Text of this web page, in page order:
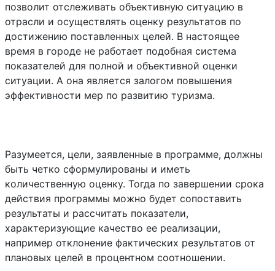
позволит отслеживать объективную ситуацию в
отрасли и осуществлять оценку результатов по
достижению поставленных целей. В настоящее
время в городе не работает подобная система
показателей для полной и объективной оценки
ситуации. А она является залогом повышения
эффективности мер по развитию туризма.
Разумеется, цели, заявленные в программе, должны
быть четко сформулированы и иметь
количественную оценку. Тогда по завершении срока
действия программы можно будет сопоставить
результаты и рассчитать показатели,
характеризующие качество ее реализации,
например отклонение фактических результатов от
плановых целей в процентном соотношении.